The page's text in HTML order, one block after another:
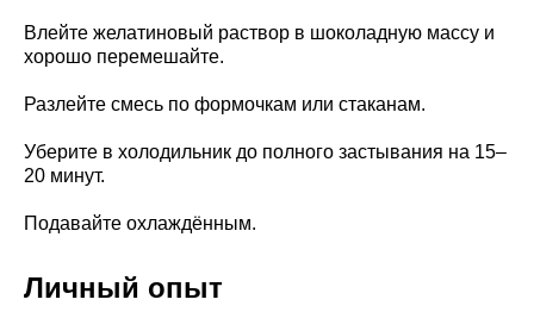
Влейте желатиновый раствор в шоколадную массу и
хорошо перемешайте.
Разлейте смесь по формочкам или стаканам.
Уберите в холодильник до полного застывания на 15–
20 минут.
Подавайте охлаждённым.
Личный опыт